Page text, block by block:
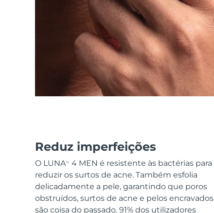
Reduz imperfeições
O LUNATM
4 MEN é resistente às bactérias para
reduzir os surtos de acne. Também esfolia
delicadamente a pele, garantindo que poros
obstruídos, surtos de acne e pelos encravados
são coisa do passado. 91% dos utilizadores
All acne treatment devices
All revitalizing eye massagers
Cuidados de pele KIWI™
Advanced pore care essentials
LUNA™ Dual-Peptide Scalp
For healthy hair
issa™ Teeth Whitening Gel
18% PAP
Homens
FOREO APP
SOBRE